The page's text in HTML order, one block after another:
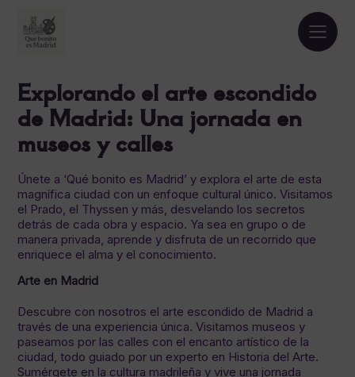
Explorando el arte escondido
de Madrid: Una jornada en
museos y calles
Únete a ‘Qué bonito es Madrid’ y explora el arte de esta
magnífica ciudad con un enfoque cultural único. Visitamos
el Prado, el Thyssen y más, desvelando los secretos
detrás de cada obra y espacio. Ya sea en grupo o de
manera privada, aprende y disfruta de un recorrido que
enriquece el alma y el conocimiento.
Arte en Madrid
Descubre con nosotros el arte escondido de Madrid a
través de una experiencia única. Visitamos museos y
paseamos por las calles con el encanto artístico de la
ciudad, todo guiado por un experto en Historia del Arte.
Sumérgete en la cultura madrileña y vive una jornada